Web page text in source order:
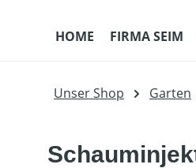
HOME FIRMA SEIM
Unser Shop Garten